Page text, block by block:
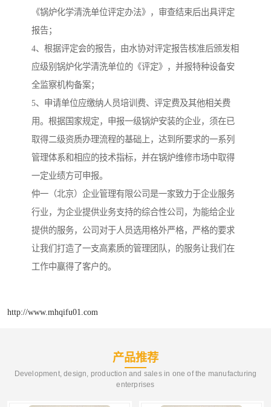
《锅炉化学清洗单位评定办法》，审查结束后出具评定
报告；
4、根据评定会的报告，由水协对评定报告核准后颁发相
应级别锅炉化学清洗单位的《评定》，并报特种设备安
全监察机构备案；
5、申请单位应缴纳人员培训费、评定费及其他相关费
用。根据国家规定，申报一级锅炉安装的企业，须在已
取得二级资质办理流程的基础上，达到所要求的一系列
管理体系和相应的技术指标，并在锅炉维修市场中取得
一定业绩方可申报。
仲一（北京）企业管理有限公司是一家致力于企业服务
行业，为企业提供业务支持的综合性公司，为能给企业
提供的服务，公司对于人员选用格外严格，严格的要求
让我们打造了一支高素质的管理团队，的服务让我们在
工作中赢得了客户的。
http://www.mhqifu01.com
产品推荐
Development, design, production and sales in one of the manufacturing
enterprises